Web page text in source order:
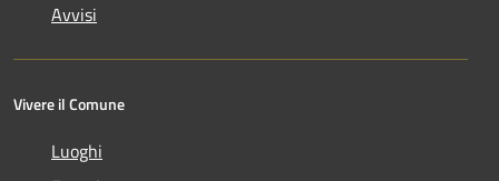
Avvisi
Vivere il Comune
Luoghi